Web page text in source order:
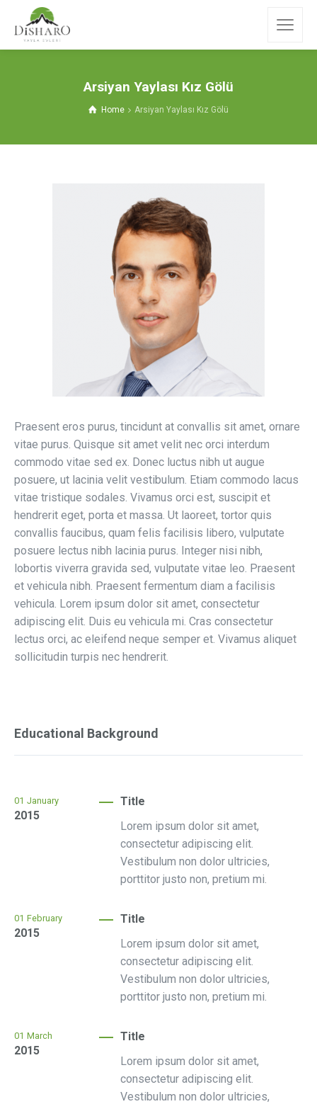
Arsiyan Yaylası Kız Gölü
Home Arsiyan Yaylası Kız Gölü
Praesent eros purus, tincidunt at convallis sit amet, ornare
vitae purus. Quisque sit amet velit nec orci interdum
commodo vitae sed ex. Donec luctus nibh ut augue
posuere, ut lacinia velit vestibulum. Etiam commodo lacus
vitae tristique sodales. Vivamus orci est, suscipit et
hendrerit eget, porta et massa. Ut laoreet, tortor quis
convallis faucibus, quam felis facilisis libero, vulputate
posuere lectus nibh lacinia purus. Integer nisi nibh,
lobortis viverra gravida sed, vulputate vitae leo. Praesent
et vehicula nibh. Praesent fermentum diam a facilisis
vehicula. Lorem ipsum dolor sit amet, consectetur
adipiscing elit. Duis eu vehicula mi. Cras consectetur
lectus orci, ac eleifend neque semper et. Vivamus aliquet
sollicitudin turpis nec hendrerit.
Educational Background
01 January
2015
Title
Lorem ipsum dolor sit amet,
consectetur adipiscing elit.
Vestibulum non dolor ultricies,
porttitor justo non, pretium mi.
01 February
2015
Title
Lorem ipsum dolor sit amet,
consectetur adipiscing elit.
Vestibulum non dolor ultricies,
porttitor justo non, pretium mi.
01 March
2015
Title
Lorem ipsum dolor sit amet,
consectetur adipiscing elit.
Vestibulum non dolor ultricies,